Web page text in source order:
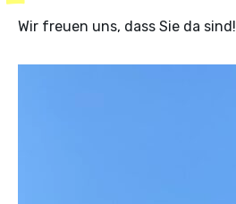
Wir freuen uns, dass Sie da sind!